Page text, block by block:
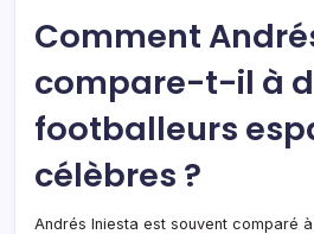
Comment
compare-t-il à
footballeurs
célèbres ?
Andrés Iniesta est souvent comparé